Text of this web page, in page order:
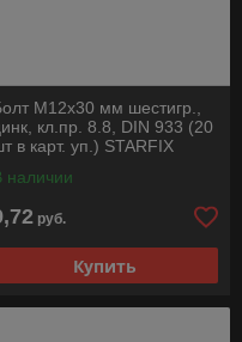
М12х30 мм шестигр.,
кл.пр. 8.8, DIN 933 (20
в карт. уп.) STARFIX
наличии
руб.
Купить